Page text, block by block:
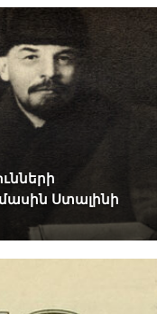
Ստալինի